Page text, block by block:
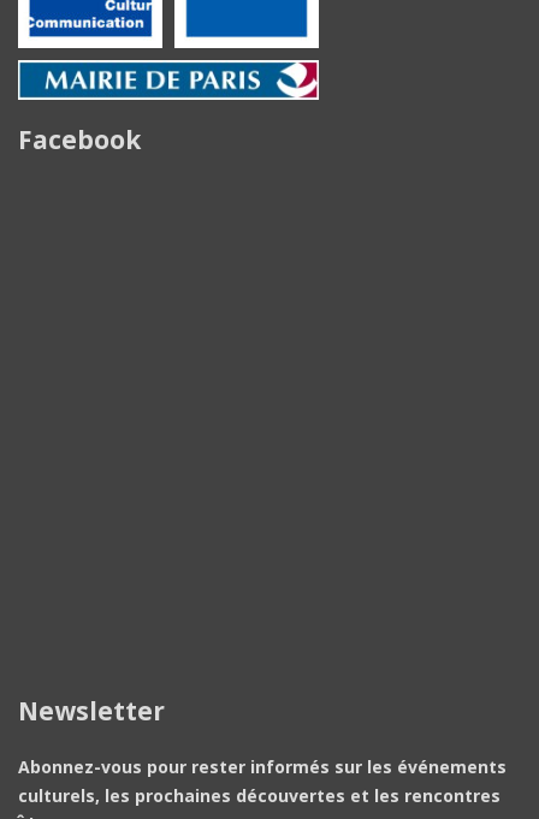
Facebook
Newsletter
Abonnez-vous pour rester informés sur les événements
culturels, les prochaines découvertes et les rencontres